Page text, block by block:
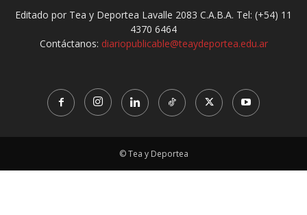
Editado por Tea y Deportea Lavalle 2083 C.A.B.A. Tel: (+54) 11
4370 6464
Contáctanos: diariopublicable@teaydeportea.edu.ar
© Tea y Deportea